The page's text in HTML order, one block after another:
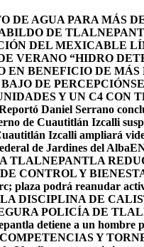
DE AGUA PARA MÁS
DE
DEL MEXICABLE
VERANO “HIDRO
EN BENEFICIO DE MÁS
DE PERCEPCIÓN
Y UN C4 CON
Daniel Serrano
de Cuautitlán Izcalli
Izcalli ampliará
de Jardines del Alba
TLALNEPANTLA
CONTROL Y
plaza podrá reanudar
DISCIPLINA DE
POLICÍA DE
detiene a un hombre
Y